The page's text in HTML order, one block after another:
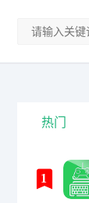
热门
1